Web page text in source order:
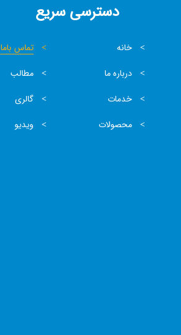
دسترسی سریع
خانه
تماس باما
درباره ما
مطالب
خدمات
گالری
محصولات
ویدیو